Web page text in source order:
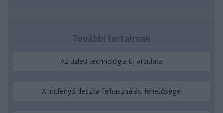
További tartalmak
Az üzleti technológia új arculata
A lucfenyő deszka felhasználási lehetőségei